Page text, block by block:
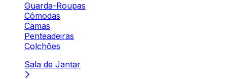
Guarda-Roupas
Cômodas
Camas
Penteadeiras
Colchões
Sala de Jantar